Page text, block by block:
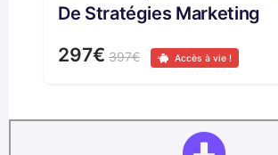
De Stratégies Marketing
297€ 397€ Accès à vie !